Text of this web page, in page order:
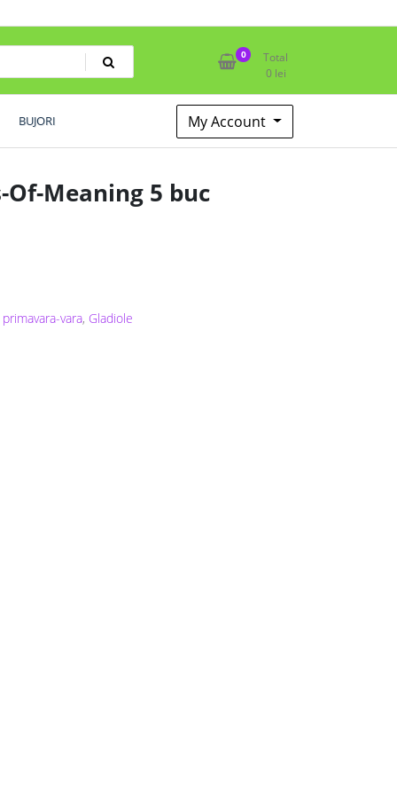
0
Total
0 lei
BUJORI My Account
Of-Meaning 5 buc
vara, Gladiole